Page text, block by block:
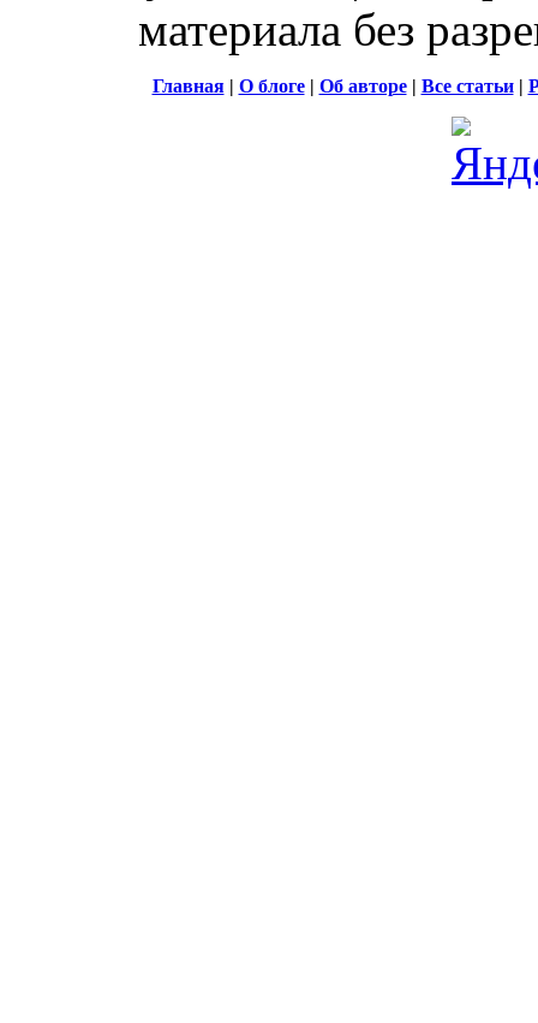
материала без
Главная| О блоге| Об авторе| Все статьи|